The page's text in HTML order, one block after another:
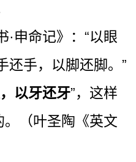
·申命记》：“以眼
还手，以脚还脚。”
以牙还牙”，这样
。（叶圣陶《英文